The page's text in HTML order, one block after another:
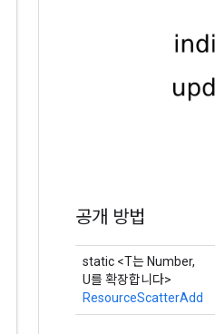
공개 방법
static <T는 Number,
U를 확장합니다>
ResourceScatterAdd